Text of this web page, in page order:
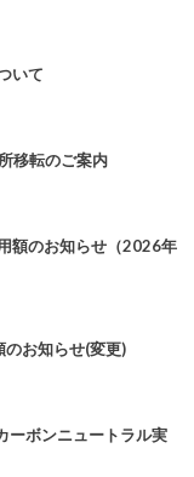
いて
移転のご案内
額のお知らせ（2026年
お知らせ(変更)
ーボンニュートラル実